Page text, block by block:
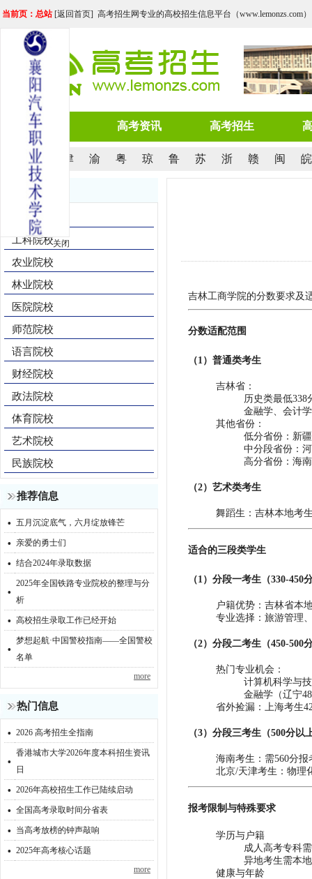
当前页：总站[返回首页] 高考招生网专业的高校招生信息平台（www.lemonzs.com）
网站首页 高考资讯 高考招生
沪 津 渝 粤 琼 鲁 苏 浙 赣 闽 皖
院校导航
综合院校
工科院校
农业院校
林业院校
医院院校
师范院校
语言院校
财经院校
政法院校
体育院校
艺术院校
民族院校
推荐信息
· 五月沉淀底气，六月绽放锋芒
· 亲爱的勇士们
· 结合2024年录取数据
· 2025年全国铁路专业院校的整理与分
析
· 高校招生录取工作已经开始
· 梦想起航·中国警校指南——全国警校
名单
more
热门信息
· 2026 高考招生全指南
· 香港城市大学2026年度本科招生资讯
日
· 2026年高校招生工作已陆续启动
· 全国高考录取时间分省表
· 当高考放榜的钟声敲响
· 2025年高考核心话题
more
吉林工商学院的分数要求及
分数适配范围‌
（1）‌普通类考生‌
‌吉林省‌：
历史类最低338
金融学、会计
‌其他省份‌：
低分省份‌：新
中分段省份‌：
高分省份‌：海
（2）‌艺术类考生‌
舞蹈生‌：吉林本地考
适合的三段类学生
（1）‌分段一考生（330-450
户籍优势‌：吉林省本
专业选择‌：旅游管理
（2）‌分段二考生（450-500
‌热门专业机会‌：
计算机科学与
金融学（辽宁
省外捡漏‌：上海考生
（3）‌分段三考生（500分以
海南考生‌：需560分
北京/天津考生‌：物理
报考限制与特殊要求‌
‌学历与户籍‌
成人高考专科
异地考生需本
‌健康与年龄‌
关闭